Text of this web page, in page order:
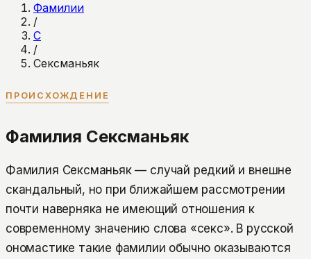
Фамилии
/
С
/
Сексманьяк
ПРОИСХОЖДЕНИЕ
Фамилия Сексманьяк
Фамилия Сексманьяк — случай редкий и внешне
скандальный, но при ближайшем рассмотрении
почти наверняка не имеющий отношения к
современному значению слова «секс». В русской
ономастике такие фамилии обычно оказываются